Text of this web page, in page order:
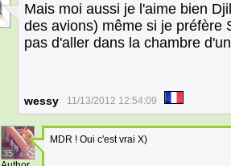
Mais moi aussi je l'aime bien
des avions) même si je préfère
pas d'aller dans la chambre
wessy 11/13/2012 12:54:09
35
MDR ! Oui c'est vrai X)